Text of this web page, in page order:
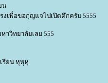
น
งเพื่อขอกุญแจไปเปิดตึกครับ 5555
าวิทยาลัยเลย 555
รียน หุหุหุ